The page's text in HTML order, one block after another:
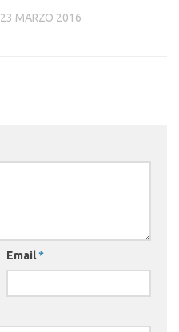
23 MARZO 2016
Email*